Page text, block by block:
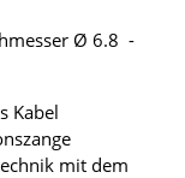
Ø 6.8 -
Kabel
mit dem